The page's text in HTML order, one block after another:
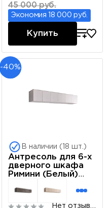
45 000 руб.
Экономия 18 000 руб.
Купить
-40%
В наличии (18 шт.)
Антресоль для 6-х
дверного шкафа
Римини (Белый)